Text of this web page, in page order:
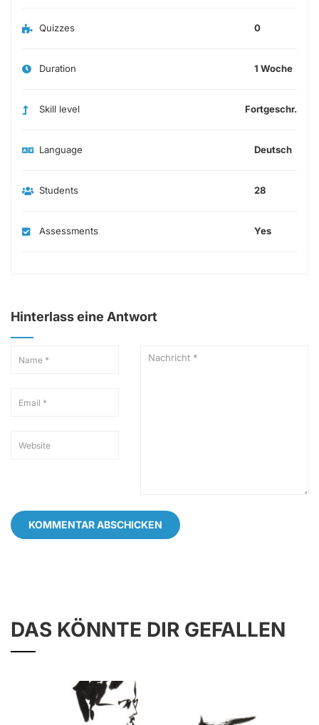
Quizzes 0
Duration 1 Woche
Skill level Fortgeschr.
Language Deutsch
Students 28
Assessments Yes
Hinterlass eine Antwort
DAS KÖNNTE DIR GEFALLEN